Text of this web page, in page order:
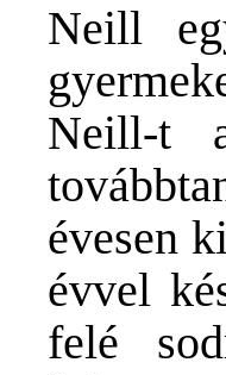
Neill
Neill-t a
évesen
évvel
felé